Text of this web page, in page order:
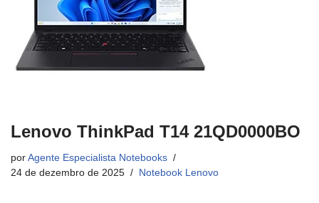
Lenovo ThinkPad T14 21QD0000BO
por Agente Especialista Notebooks
24 de dezembro de 2025
Notebook Lenovo